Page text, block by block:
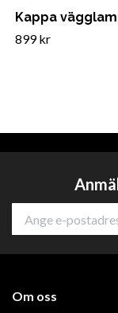
Kappa
899 kr
Om oss